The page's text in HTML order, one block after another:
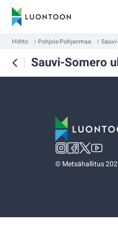
Hiihto Pohjois-Pohjanmaa
Sauvi-Somero
©Metsähallitus